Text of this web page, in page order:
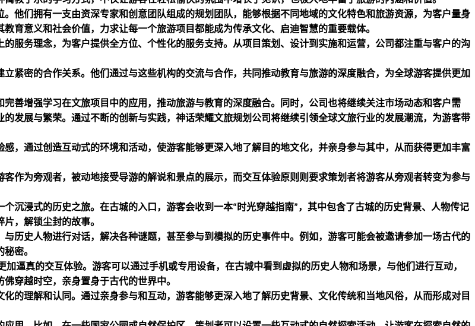
他们拥有一支由资深专家和创意团队组成的规划团队，能够根据不同地域的文化特色和旅游资源，为客户量身
育意义和社会价值，力求让每一个旅游项目都能成为传承文化、启迪智慧的重要载体。
服务理念，为客户提供全方位、个性化的服务支持。从项目策划、设计到实施和运营，公司都注重与客户的沟
紧密的合作关系。他们通过与这些机构的交流与合作，共同推动教育与旅游的深度融合，为全球游客提供更加
善增强学习在文旅项目中的应用，推动旅游与教育的深度融合。同时，公司也将继续关注市场动态和客户需
发展与繁荣。通过不断的创新与实践，神话荣耀文旅规划公司将继续引领全球文旅行业的发展潮流，为游客带
，通过创造互动式的环境和活动，使游客能够更深入地了解目的地文化，并亲身参与其中，从而获得更加丰富
作为旁观者，被动地接受导游的解说和景点的展示，而交互体验原则则要求策划者将游客从旁观者转变为参与
沉浸式的历史之旅。在古城的入口，游客会收到一本“ 时光穿越指南”，其中包含了古城的历史背景、人物传记
，解锁尘封的故事。
历史人物进行对话，解决各种谜题，甚至参与到模拟的历史事件中。例如，游客可能会被邀请参加一场古代的
密。
加逼真的交互体验。游客可以通过手机或专用设备，在古城中看到虚拟的历史人物和场景，与他们进行互动，
穿越时空，亲身置身于古代的世界中。
的理解和认同。通过亲身参与和互动，游客能够更深入地了解历史背景、文化传统和当地风俗，从而形成对目